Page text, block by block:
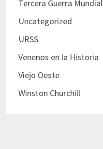
Tercera Guerra Mundial
Uncategorized
URSS
Venenos en la Historia
Viejo Oeste
Winston Churchill